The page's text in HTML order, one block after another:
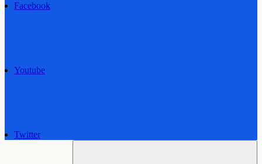
Facebook
Youtube
Twitter